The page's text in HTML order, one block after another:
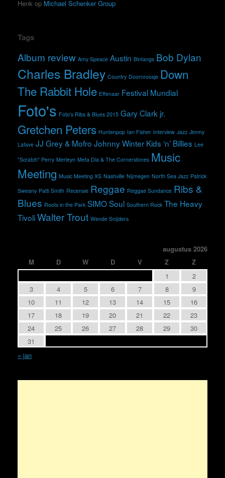
Henk op Michael Schenker Group
Tags
Album review Amy Speace Austin Bintangs Bob Dylan
Charles Bradley Country Doornroosje Down
The Rabbit Hole Effenaar Festival Mundial
Foto's Foto's Ribs & Blues 2015 Gary Clark jr.
Gretchen Peters Huntenpop Ian Fisher Interview Jazz Jimmy
Lafave JJ Grey & Mofro Johnny Winter Kids ‘n’ Billies Lee
"Scratch" Perry Merleyn Meta Dia & The Cornerstones Music
Meeting Music Meeting XS Nashville Nijmegen North Sea Jazz Patrick
Sweany Patti Smith Recensie Reggae Reggae Sundance Ribs &
Blues Roots in the Park SIMOSoul Southern Rock The Heavy
TivoliWalter Trout Wende Snijders
augustus 2026
M
D W D V Z
Z
1
2
3
4 5 6 7 8
9
10
11 12 13 14 15
16
17
18 19 20 21 22
23
24
25 26 27 28 29
30
31
« jan